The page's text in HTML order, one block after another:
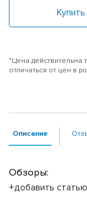
*Цена действительна
отличаться от цен в
Описание
Обзоры:
+добавить